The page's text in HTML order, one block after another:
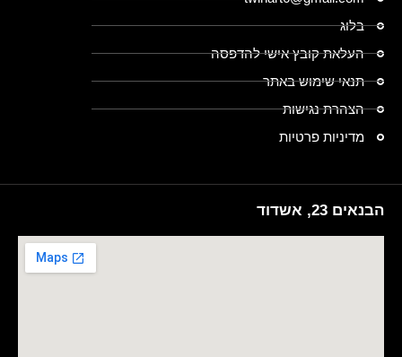
בלוג
העלאת קובץ אישי להדפסה
תנאי שימוש באתר
הצהרת נגישות
מדיניות פרטיות
הבנאים 23, אשדוד